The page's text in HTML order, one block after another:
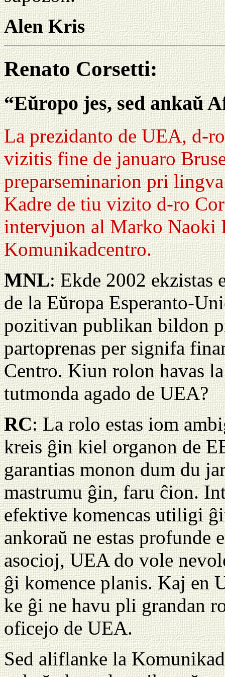
Alen Kris
Renato Corsetti:
“Eŭropo jes, sed ankaŭ
La prezidanto de UEA, d-
vizitis fine de januaro
preparseminarion pri
Kadre de tiu vizito d-ro
intervjuon al Marko Naoki
Komunikadcentro.
MNL: Ekde 2002 ekzistas
de la Eŭropa Esperanto-
pozitivan publikan bildon
partoprenas per signifa
Centro. Kiun rolon havas
tutmonda agado de UEA?
RC: La rolo estas iom
kreis ĝin kiel organon de
garantias monon dum du
mastrumu ĝin, faru ĉion.
efektive komencas utiligi
ankoraŭ ne estas profunde
asocioj, UEA do vole
ĝi komence planis. Kaj en
ke ĝi ne havu pli grandan
oficejo de UEA.
Sed aliflanke la